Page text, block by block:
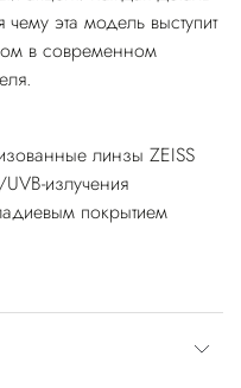
эта модель выступит
в современном
линзы ZEISS
излучения
покрытием